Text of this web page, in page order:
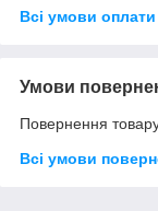
Всі умови оплати
Умови
Повернення
Всі умови